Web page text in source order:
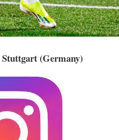
Stuttgart (Germany)